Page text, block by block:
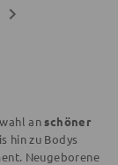
anschöner
hin zu Bodys
Neugeborene